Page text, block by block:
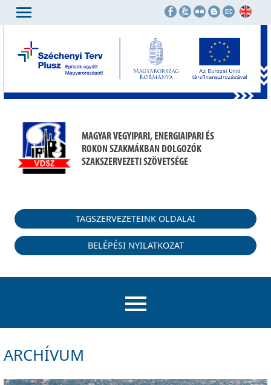
MAGYAR VEGYIPARI, ENERGIAIPARI ÉS
ROKON SZAKMÁKBAN DOLGOZÓK
SZAKSZERVEZETI SZÖVETSÉGE
TAGSZERVEZETEINK OLDALAI
BELÉPÉSI NYILATKOZAT
ARCHÍVUM